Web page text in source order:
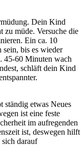
Dein Kind
zu müde. Versuche die
Ein ca. 10
bis es wieder
45‐60 Minuten wach
schläft dein Kind
ständig etwas Neues
ist eine feste
im aufregenden
ist, deswegen hilft
darauf